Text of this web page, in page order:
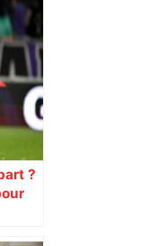
?